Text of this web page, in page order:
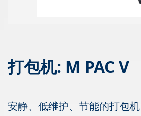
打包机: M PAC V
安静、低维护、节能的打包机